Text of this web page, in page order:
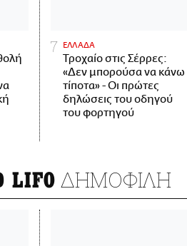
ΕΛΛΑΔΑ
Τροχαίο στις Σέρρες:
«Δεν μπορούσα να κάνω
τίποτα» - Οι πρώτες
δηλώσεις του οδηγού
του φορτηγού
LIFO ΔΗΜΟΦΙΛΗ